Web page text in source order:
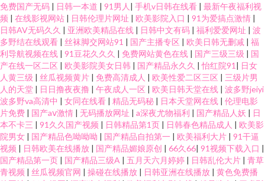
免费国产无码 | 日韩一本道 | 91男人 | 手机v日韩在线看 | 最新午夜福利视
频 | 在线影视网站 | 日韩伦理片网址 | 欧美影院入口 | 91为爱搞点激情 |
日韩AV无码久久 | 亚洲欧美精品在线 | 日韩中文有码 | 福利爱爱网址 | 波
多野结在线观看 | 丝袜脚交网站91 | 国产主播专区 | 欧美日韩无删减 | 福
利导航视频在线 | 91豆花久久久 | 免费网站黄色在线 | 国产三级三级 | 国
产在线一区二区 | 欧美影院美女日韩 | 国产精品永久久 |怡红院91 | 日女
人黄三级 | 丝瓜视频黄片 | 免费高清成人 | 欧美性爱二区三区 | 三级片男
人的天堂 | 日日撸夜夜撸 | 午夜成人一区 | 欧美日韩天堂在线 | 波多野jeiyi
波多野va高清中 | 女同在线看 | 精品无码秘 | 日本天堂网在线 | 伦理电影
片免费 | 国产aⅴ激情 | 无码播放网址 | a深夜尤物福利 | 国产精品人妖 | 日
本不卡三 | 91久久国产视频 | 日韩精品第1页 | 日韩春色精品成人 | 欧美影
院男女 | 国产精品色呦呦呦 | 国产精品自拍第一 | 欧美福利大片 | 91干逼
视频 | 日韩欧美在线播放 | 国产精品媚娘原创 | 66久66| 91视频下载入口 |
国产精品第一页 | 国产精品三级A | 五月天六月婷婷 | 日韩乱伦大片 | 青草
青视频 | 丝瓜视频官网 | 操碰在线播放 | 日韩亚洲在线播放 | 黄色免费播